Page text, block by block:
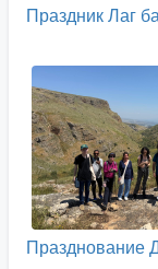
Праздник Лаг
Празднование